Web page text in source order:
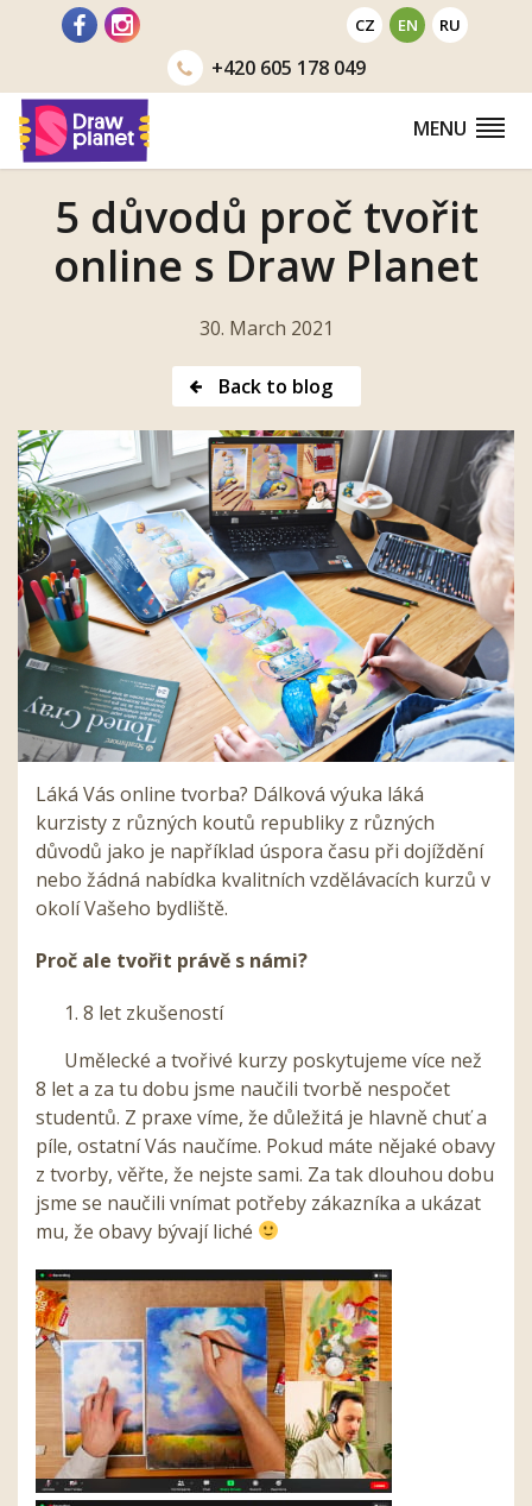
CZ EN RU
+420605 178 049
MENU
5 důvodů proč tvořit
online s Draw Planet
30. March 2021
Back to blog
Láká Vás online tvorba? Dálková výuka láká
kurzisty z různých koutů republiky z různých
důvodů jako je například úspora času při dojíždění
nebo žádná nabídka kvalitních vzdělávacích kurzů v
okolí Vašeho bydliště.
Proč ale tvořit právě s námi?
8 let zkušeností
Umělecké a tvořivé kurzy poskytujeme více než
8 let a za tu dobu jsme naučili tvorbě nespočet
studentů. Z praxe víme, že důležitá je hlavně chuť a
píle, ostatní Vás naučíme. Pokud máte nějaké obavy
z tvorby, věřte, že nejste sami. Za tak dlouhou dobu
jsme se naučili vnímat potřeby zákazníka a ukázat
mu, že obavy bývají liché